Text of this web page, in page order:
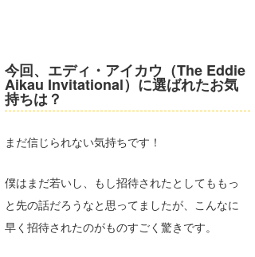
今回、エディ・アイカウ（The Eddie
Aikau Invitational）に選ばれたお気
持ちは？
まだ信じられない気持ちです！
僕はまだ若いし、もし招待されたとしてももっ
と先の話だろうなと思ってましたが、こんなに
早く招待されたのがものすごく驚きです。